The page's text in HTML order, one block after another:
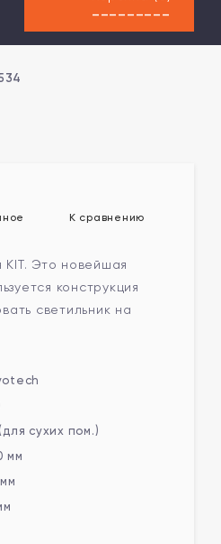
---------
К сравнению
KIT. Это новейшая
конструкция
светильник на
сухих пом.)
мм